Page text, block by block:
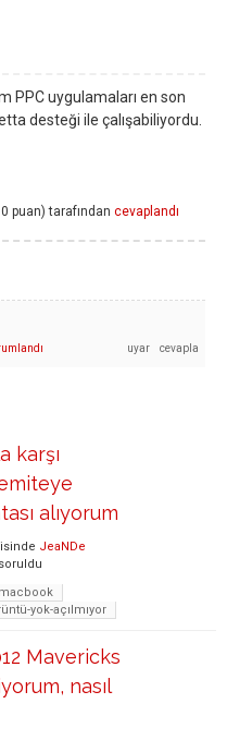
PPC uygulamaları en son
desteği ile çalışabiliyordu.
puan) tarafından cevaplandı
karşı
alıyorum
JeaNDe
soruldu
macbook
yok-açılmıyor
Mavericks
nasıl